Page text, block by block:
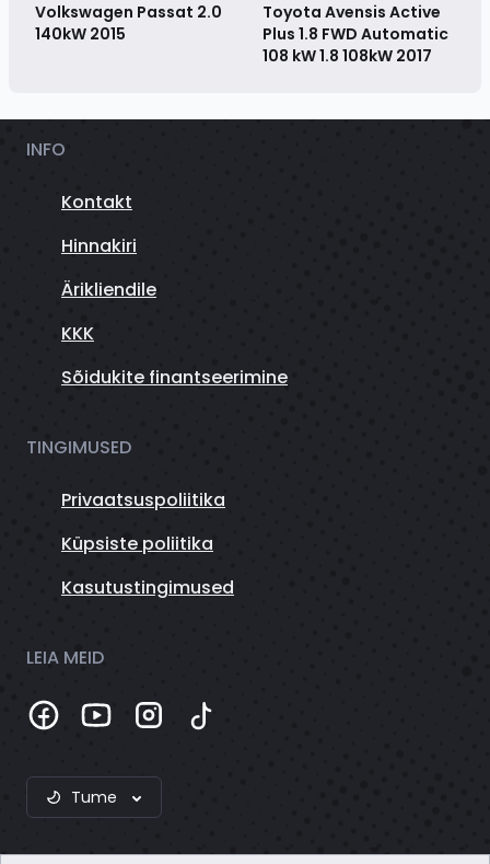
Volkswagen Passat 2.0
140kW 2015
Toyota Avensis Active
Plus 1.8 FWD Automatic
108 kW 1.8 108kW 2017
INFO
Kontakt
Hinnakiri
Ärikliendile
KKK
Sõidukite finantseerimine
TINGIMUSED
Privaatsuspoliitika
Küpsiste poliitika
Kasutustingimused
LEIA MEID
Tume